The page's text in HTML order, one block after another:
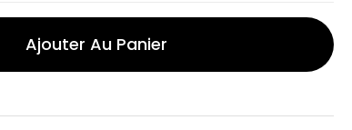
Ajouter Au Panier